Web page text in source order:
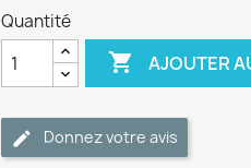
Quantité
 AJOUTER
Donnez votre avis